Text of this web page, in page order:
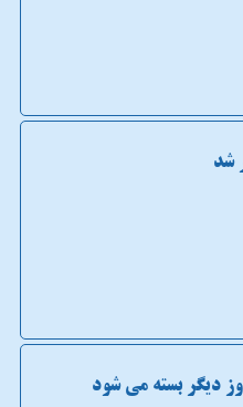
شد
دیگر بسته می شود